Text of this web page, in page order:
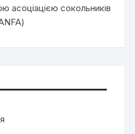
асоціацією сокольників